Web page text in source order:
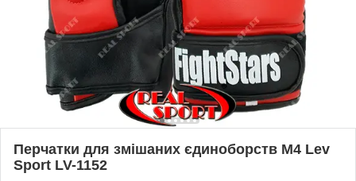
Перчатки для змішаних єдиноборств M4 Lev
Sport LV-1152